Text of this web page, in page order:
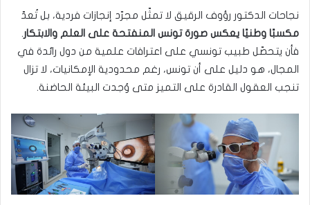
نجاحات الدكتور رؤوف الرقيق لا تمثّل مجرّد إنجازات فردية، بل تُعدّ
مكسبًا وطنيًا يعكس صورة تونس المنفتحة على العلم والابتكار.
فأن يتحصّل طبيب تونسي على اعترافات علمية من دول رائدة في
المجال، هو دليل على أن تونس، رغم محدودية الإمكانيات، لا تزال
تنجب العقول القادرة على التميز متى وُجدت البيئة الحاضنة.